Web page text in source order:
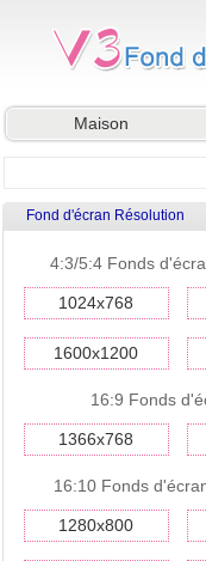
Maison
Fond d'écran Résolution
4:3/5:4 Fonds
1024x768
1600x1200
16:9 Fonds
1366x768
16:10 Fonds
1280x800